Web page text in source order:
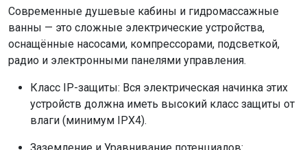
Современные душевые кабины и гидромассажные
ванны — это сложные электрические устройства,
оснащённые насосами, компрессорами, подсветкой,
радио и электронными панелями управления.
Класс IP-защиты: Вся электрическая начинка этих
устройств должна иметь высокий класс защиты от
влаги (минимум IPX4).